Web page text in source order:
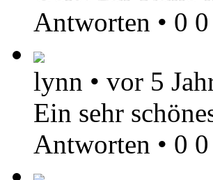
Antworten • 0 0
lynn • vor 5
Ein sehr
Antworten • 0 0